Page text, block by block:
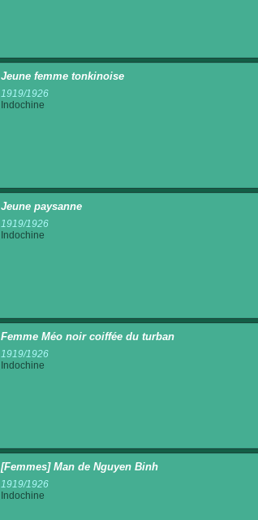
Jeune femme tonkinoise
1919/1926
Indochine
Jeune paysanne
1919/1926
Indochine
Femme Méo noir coiffée du turban
1919/1926
Indochine
[Femmes] Man de Nguyen Binh
1919/1926
Indochine